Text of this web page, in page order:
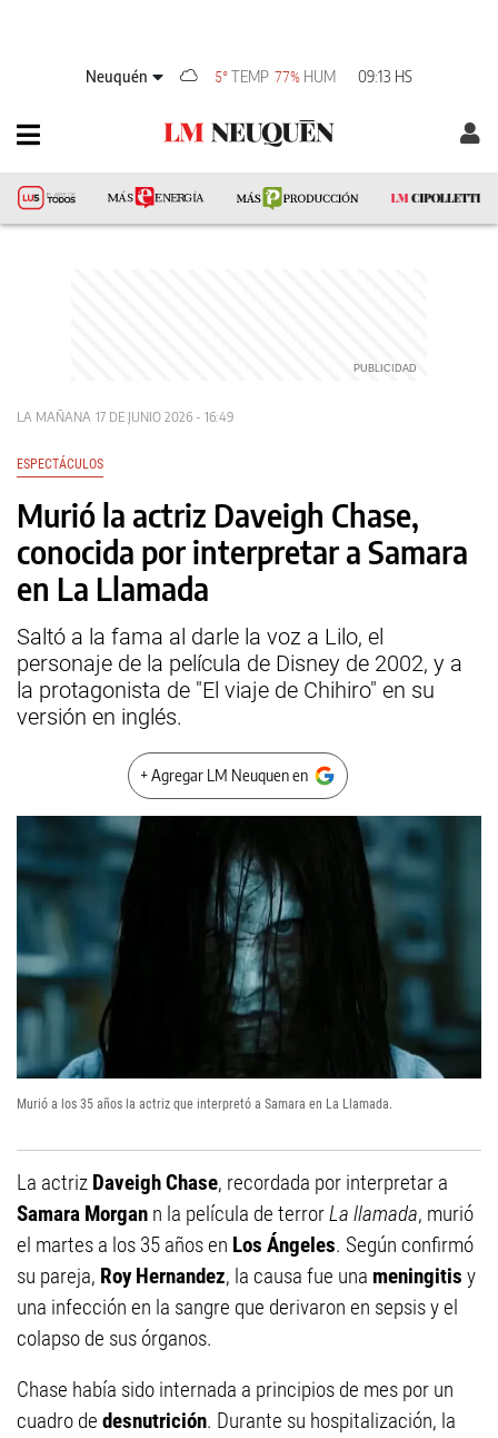
Neuquén 5°TEMP 77% HUM 09:13 HS
LA MAÑANA 17 DE JUNIO 2026 - 16:49
ESPECTÁCULOS
Murió la actriz Daveigh Chase,
conocida por interpretar a Samara
en La Llamada
Saltó a la fama al darle la voz a Lilo, el
personaje de la película de Disney de 2002, y a
la protagonista de "El viaje de Chihiro" en su
versión en inglés.
+ Agregar LM Neuquen en
Murió a los 35 años la actriz que interpretó a Samara en La Llamada.
La actriz Daveigh Chase, recordada por interpretar a
Samara Morgan n la película de terrorLa llamada, murió
el martes a los 35 años en Los Ángeles. Según confirmó
su pareja, Roy Hernandez, la causa fue una meningitis y
una infección en la sangre que derivaron en sepsis y el
colapso de sus órganos.
Chase había sido internada a principios de mes por un
cuadro de desnutrición. Durante su hospitalización, la